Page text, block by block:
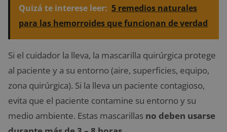
Quizá te interese leer: 5 remedios naturales
para las hemorroides que funcionan de verdad
Si el cuidador la lleva, la mascarilla quirúrgica protege
al paciente y a su entorno (aire, superficies, equipo,
zona quirúrgica). Si la lleva un paciente contagioso,
evita que el paciente contamine su entorno y su
medio ambiente. Estas mascarillas no deben usarse